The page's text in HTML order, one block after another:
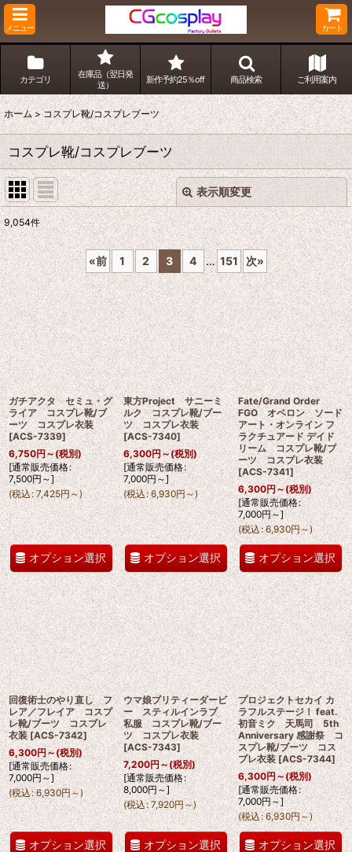
メニュー カート
カテゴリ
在庫品（翌日発
送）
新作予約25％off 商品検索 ご利用案内
ホーム > コスプレ靴/コスプレブーツ
コスプレ靴/コスプレブーツ
表示順変更
表示数:
並び順:
絞り込む
閉じる
9,054件
«前 1 2 3 4 ... 151 次»
ガチアクタ セミュ・グ
ライア コスプレ靴/ブ
ーツ コスプレ衣装
[ACS-7339]
6,750円～(税別)
[通常販売価格:
7,500円～]
(税込: 7,425円～)
オプション選択
東方Project サニーミ
ルク コスプレ靴/ブー
ツ コスプレ衣装
[ACS-7340]
6,300円～(税別)
[通常販売価格:
7,000円～]
(税込: 6,930円～)
オプション選択
Fate/Grand Order
FGO オベロン ソード
アート・オンライン フ
ラクチュアード デイド
リーム コスプレ靴/ブ
ーツ コスプレ衣装
[ACS-7341]
6,300円～(税別)
[通常販売価格:
7,000円～]
(税込: 6,930円～)
オプション選択
回復術士のやり直し フ
レア／フレイア コスプ
レ靴/ブーツ コスプレ
衣装 [ACS-7342]
6,300円～(税別)
[通常販売価格:
7,000円～]
(税込: 6,930円～)
オプション選択
ウマ娘プリティーダービ
ー スティルインラブ
私服 コスプレ靴/ブー
ツ コスプレ衣装
[ACS-7343]
7,200円～(税別)
[通常販売価格:
8,000円～]
(税込: 7,920円～)
オプション選択
プロジェクトセカイ カ
ラフルステージ！ feat.
初音ミク 天馬司 5th
Anniversary 感謝祭 コ
スプレ靴/ブーツ コス
プレ衣装 [ACS-7344]
6,300円～(税別)
[通常販売価格:
7,000円～]
(税込: 6,930円～)
オプション選択